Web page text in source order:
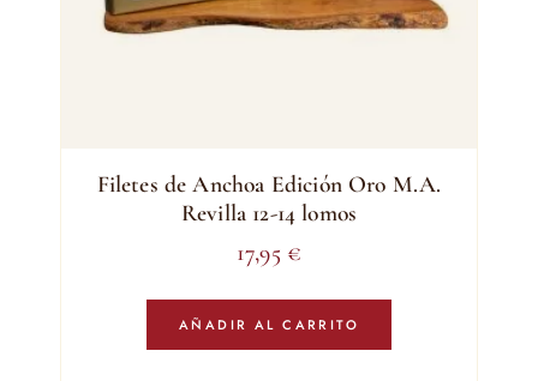
Filetes de Anchoa Edición Oro M.A.
Revilla 12-14 lomos
17,95 €
AÑADIR AL CARRITO